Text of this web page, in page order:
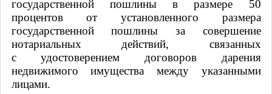
государственной пошлины в размере 50
процентов от установленного размера
государственной пошлины за совершение
нотариальных действий, связанных
с удостоверением договоров дарения
недвижимого имущества между указанными
лицами.